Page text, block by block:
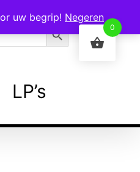
Zoekknop
LP’s
uw begrip! Negeren
0